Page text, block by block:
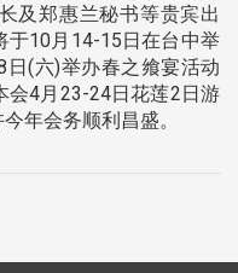
及郑惠兰秘书等贵宾出
于10月14-15日在台中举
(六)举办春之飨宴活动
会4月23-24日花莲2日游
年会务顺利昌盛。